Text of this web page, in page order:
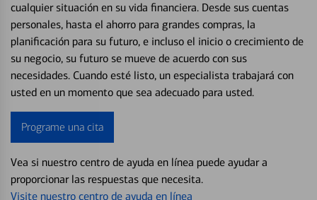
cualquier situación en su vida financiera. Desde sus cuentas
personales, hasta el ahorro para grandes compras, la
planificación para su futuro, e incluso el inicio o crecimiento de
su negocio, su futuro se mueve de acuerdo con sus
necesidades. Cuando esté listo, un especialista trabajará con
usted en un momento que sea adecuado para usted.
Programe una cita
Vea si nuestro centro de ayuda en línea puede ayudar a
proporcionar las respuestas que necesita.
Visite nuestro centro de ayuda en línea